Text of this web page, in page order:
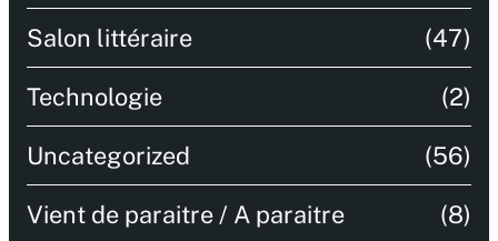
Salon littéraire (47)
Technologie (2)
Uncategorized (56)
Vient de paraitre / A paraitre (8)